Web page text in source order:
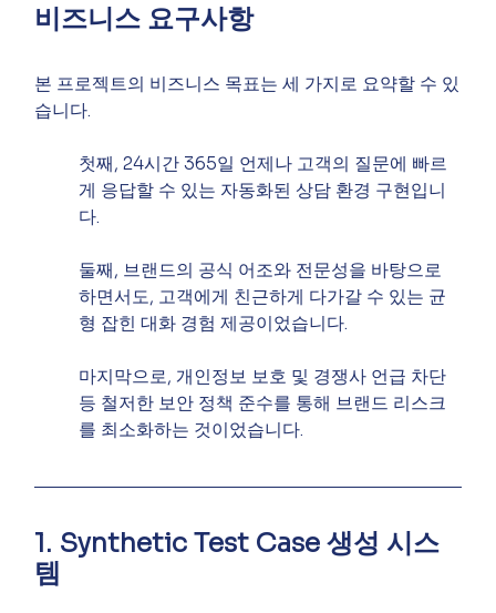
비즈니스 요구사항
본 프로젝트의 비즈니스 목표는 세 가지로 요약할 수 있
습니다.
첫째, 24시간 365일 언제나 고객의 질문에 빠르
게 응답할 수 있는 자동화된 상담 환경 구현입니
다.
둘째, 브랜드의 공식 어조와 전문성을 바탕으로
하면서도, 고객에게 친근하게 다가갈 수 있는 균
형 잡힌 대화 경험 제공이었습니다.
마지막으로, 개인정보 보호 및 경쟁사 언급 차단
등 철저한 보안 정책 준수를 통해 브랜드 리스크
를 최소화하는 것이었습니다.
1. Synthetic Test Case 생성 시스
템